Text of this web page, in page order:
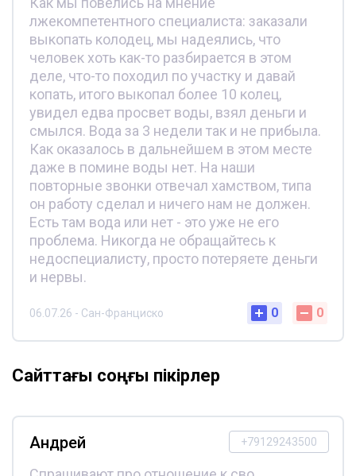
лжекомпетентного специалиста: заказали
выкопать колодец, мы надеялись, что
человек хоть как-то разбирается в этом
деле, что-то походил по участку и давай
копать, итого выкопал более 10 колец,
увидел едва просвет воды, взял деньги и
смылся. Вода за 3 недели так и не прибыла.
Как оказалось в дальнейшем в этом месте
даже в помине воды нет. На наши
повторные звонки отвечал хамством, типа
он работу сделал и ничего нам не должен.
Есть там вода или нет - это уже не его
проблема. Никогда не обращайтесь к
недоспециалисту, просто потеряете деньги
и нервы.
06.07.26 - Сан-Франциско 0 0
Сайттағы соңғы пікірлер
+79129243500
Андрей